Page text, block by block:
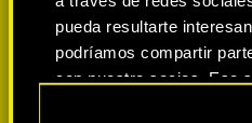
pueda resultarte
podríamos compartir
con nuestro socios. Eso